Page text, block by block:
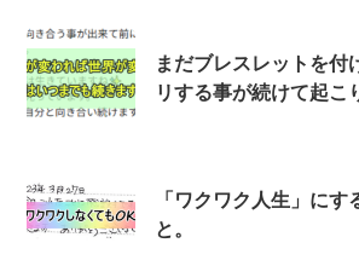
まだブレスレットを付
リする事が続けて起
「ワクワク人生」にす
と。